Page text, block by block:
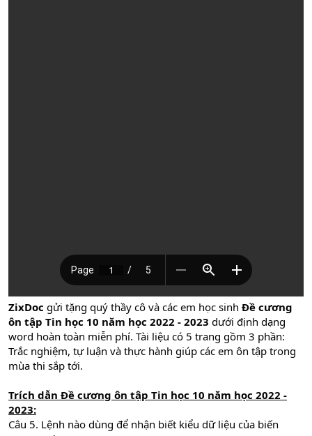
ZixDoc gửi tặng quý thầy cô và các em học sinh Đề cương
ôn tập Tin học 10 năm học 2022 - 2023 dưới định dạng
word hoàn toàn miễn phí. Tài liệu có 5 trang gồm 3 phần:
Trắc nghiệm, tự luận và thực hành giúp các em ôn tập trong
mùa thi sắp tới.
Trích dẫn Đề cương ôn tập Tin học 10 năm học 2022 -
2023:
Câu 5. Lệnh nào dùng để nhận biết kiểu dữ liệu của biến